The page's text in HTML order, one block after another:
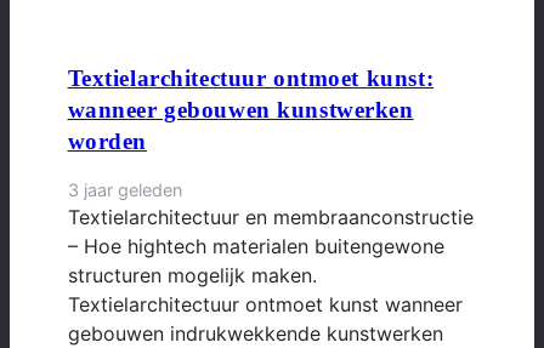
Textielarchitectuur ontmoet kunst:
wanneer gebouwen kunstwerken
worden
3 jaar geleden
Textielarchitectuur en membraanconstructie
– Hoe hightech materialen buitengewone
structuren mogelijk maken.
Textielarchitectuur ontmoet kunst wanneer
gebouwen indrukwekkende kunstwerken